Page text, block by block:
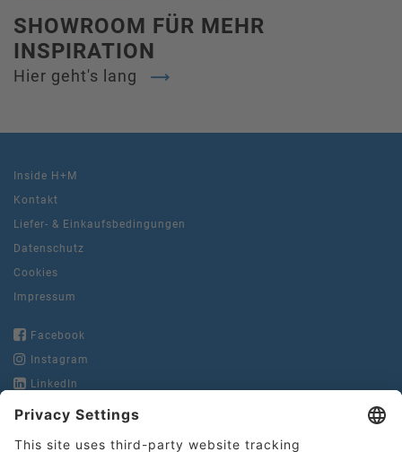
SHOWROOM FÜR MEHR
INSPIRATION
Hier geht's lang
Inside H+M
Kontakt
Liefer- & Einkaufsbedingungen
Datenschutz
Cookies
Impressum
Facebook
Instagram
LinkedIn
YouTube